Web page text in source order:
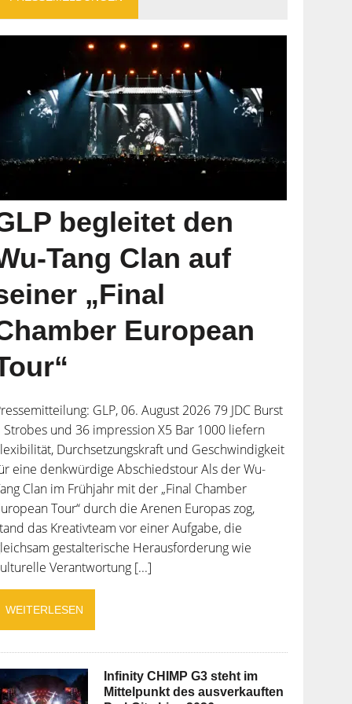
begleitet den
Tang Clan auf
„Final
European
GLP, 06. August 2026 79 JDC Burst
Strobes und 36 impression X5 Bar 1000 liefern
Durchsetzungskraft und Geschwindigkeit
eine denkwürdige Abschiedstour Als der Wu-
Clan im Frühjahr mit der „Final Chamber
Tour“ durch die Arenen Europas zog,
das Kreativteam vor einer Aufgabe, die
gestalterische Herausforderung wie
Verantwortung [...]
WEITERLESEN
Infinity CHIMP G3 steht im
Mittelpunkt des ausverkauften